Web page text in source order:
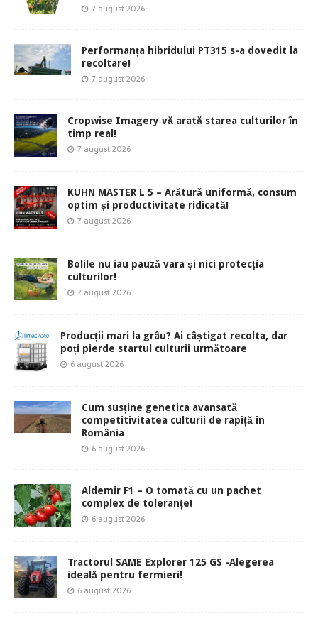
7 august 2026
Performanța hibridului PT315 s-a dovedit la
recoltare!
7 august 2026
Cropwise Imagery vă arată starea culturilor în
timp real!
7 august 2026
KUHN MASTER L 5 – Arătură uniformă, consum
optim și productivitate ridicată!
7 august 2026
Bolile nu iau pauză vara și nici protecția
culturilor!
7 august 2026
Producții mari la grâu? Ai câștigat recolta, dar
poți pierde startul culturii următoare
6 august 2026
Cum susține genetica avansată
competitivitatea culturii de rapiță în
România
6 august 2026
Aldemir F1 – O tomată cu un pachet
complex de toleranțe!
6 august 2026
Tractorul SAME Explorer 125 GS -Alegerea
ideală pentru fermieri!
6 august 2026